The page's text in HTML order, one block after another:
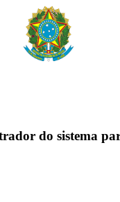
do sistema